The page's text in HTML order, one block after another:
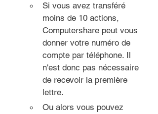
Si vous avez transféré
moins de 10 actions,
Computershare peut vous
donner votre numéro de
compte par téléphone. Il
n'est donc pas nécessaire
de recevoir la première
lettre.
Ou alors vous pouvez